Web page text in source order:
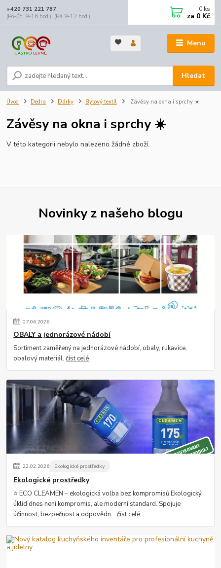
Menu
Hledat
+420 731 221 787
(Po-Čt, 9-16 hod.), (Pá 9-12 hod.)
0 ks
za 0 Kč
Úvod Dedra Dárky Bytový textil Závěsy na okna i sprchy ☀️
Závěsy na okna i sprchy ☀️
V této kategorii nebylo nalezeno žádné zboží.
Novinky z našeho blogu
07.06.2026
OBALY a jednorázové nádobí
Sortiment zaměřený na jednorázové nádobí, obaly, rukavice,
obalový materiál.číst celé
22.02.2026 Ekologické prostředky
Ekologické prostředky
⭐ ECO CLEAMEN – ekologická volba bez kompromisů Ekologický
úklid dnes není kompromis, ale moderní standard. Spojuje
účinnost, bezpečnost a odpovědn...číst celé